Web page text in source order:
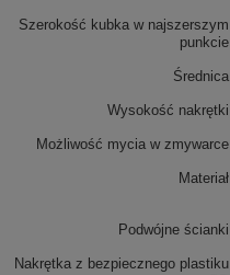
Szerokość kubka w najszerszym
punkcie
Średnica
Wysokość nakrętki
Możliwość mycia w zmywarce
Materiał
Podwójne ścianki
Nakrętka z bezpiecznego plastiku